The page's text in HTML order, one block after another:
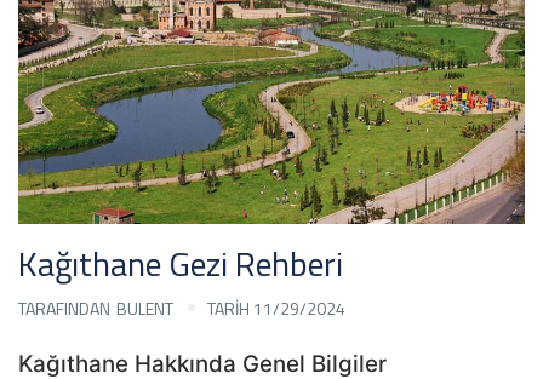
Kağıthane Gezi Rehberi
TARAFINDAN BULENT TARİH 11/29/2024
Kağıthane Hakkında Genel Bilgiler